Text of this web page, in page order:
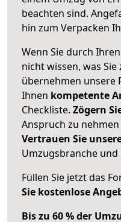
beachten sind.
hin zum Verpacken
Wenn Sie durch
nicht wissen, was
übernehmen unsere
Ihnen kompetente
Checkliste. Zögern
Anspruch zu
Vertrauen Sie
Umzugsbranche und
Füllen Sie jetzt das
Sie kostenlose
Bis zu 60 % der